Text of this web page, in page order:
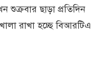
শুক্রবার ছাড়া প্রতিদিন
রাখা হচ্ছে বিআরটিএ